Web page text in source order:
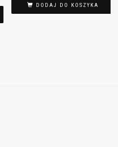
DODAJ DO KOSZYKA